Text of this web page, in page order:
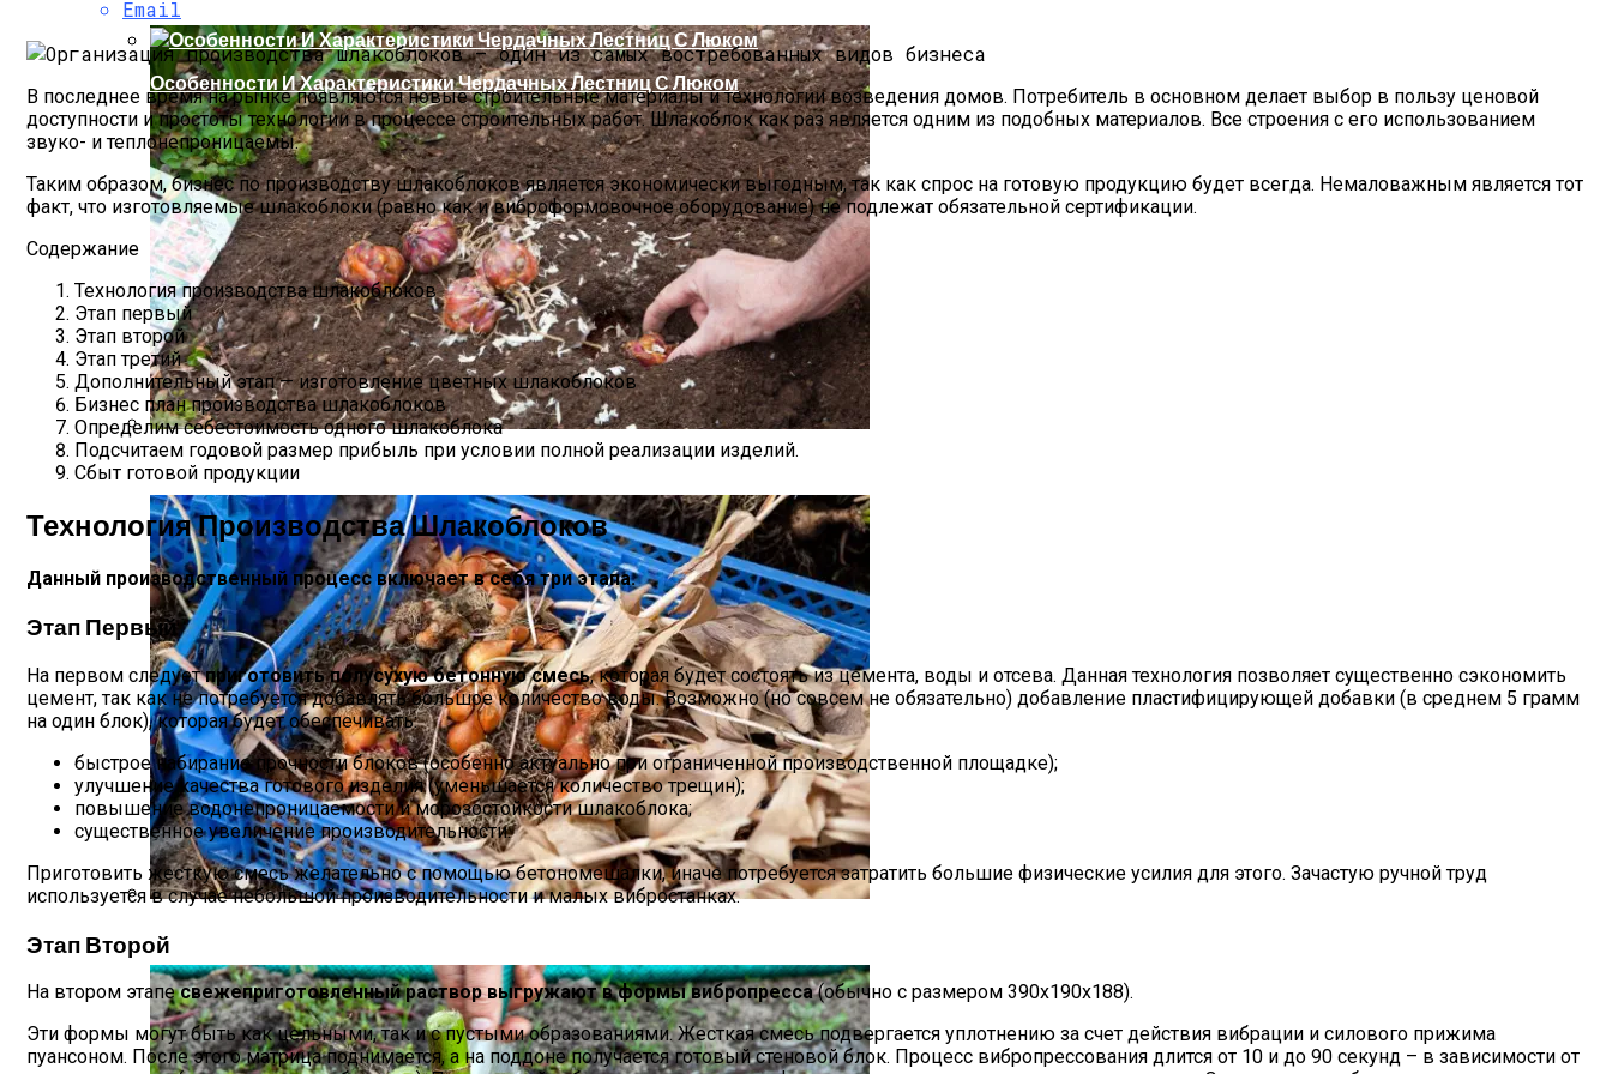
Выбираем Посадочные Дни Для Лилий Весной 2024 Года: Даты Посадки Луковиц В Открытый Грунт
Благоприятные Дни Для Выкапывания Тюльпанов В 2024 Году И Хранение Луковиц До Посадки
Особенности И Характеристики Чердачных Лестниц С Люком
Email
В последнее время на рынке появляются новые строительные материалы и технологии возведения домов. Потребитель в основном делает выбор в пользу ценовой
доступности и простоты технологии в процессе строительных работ. Шлакоблок как раз является одним из подобных материалов. Все строения с его использованием
звуко- и теплонепроницаемы.
Таким образом, бизнес по производству шлакоблоков является экономически выгодным, так как спрос на готовую продукцию будет всегда. Немаловажным является тот
факт, что изготовляемые шлакоблоки (равно как и виброформовочное оборудование) не подлежат обязательной сертификации.
Содержание
Технология производства шлакоблоков
Этап первый
Этап второй
Этап третий
Дополнительный этап — изготовление цветных шлакоблоков
Бизнес план производства шлакоблоков
Определим себестоимость одного шлакоблока
Подсчитаем годовой размер прибыль при условии полной реализации изделий.
Сбыт готовой продукции
Технология Производства Шлакоблоков
Данный производственный процесс включает в себя три этапа.
Этап Первый
На первом следуетприготовить полусухую бетонную смесь, которая будет состоять из цемента, воды и отсева. Данная технология позволяет существенно сэкономить
цемент, так как не потребуется добавлять большое количество воды. Возможно (но совсем не обязательно) добавление пластифицирующей добавки (в среднем 5 грамм
на один блок), которая будет обеспечивать:
быстрое набирание прочности блоков (особенно актуально при ограниченной производственной площадке);
улучшение качества готового изделия (уменьшается количество трещин);
повышение водонепроницаемости и морозостойкости шлакоблока;
существенное увеличение производительности.
Приготовить жесткую смесь желательно с помощью бетономешалки, иначе потребуется затратить большие физические усилия для этого. Зачастую ручной труд
используется в случае небольшой производительности и малых вибростанках.
Этап Второй
На втором этапесвежеприготовленный раствор выгружают в формы вибропресса(обычно с размером 390х190х188).
Эти формы могут быть как цельными, так и с пустыми образованиями. Жесткая смесь подвергается уплотнению за счет действия вибрации и силового прижима
пуансоном. После этого матрица поднимается, а на поддоне получается готовый стеновой блок. Процесс вибропрессования длится от 10 и до 90 секунд – в зависимости от